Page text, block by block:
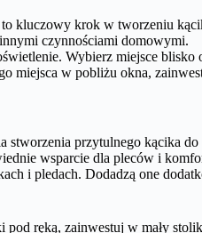
kluczowy krok w tworzeniu
innymi czynnościami domowymi.
Wybierz miejsce blisko
miejsca w pobliżu okna,
stworzenia przytulnego kącika
wsparcie dla pleców i
i pledach. Dodadzą one
ręką, zainwestuj w mały